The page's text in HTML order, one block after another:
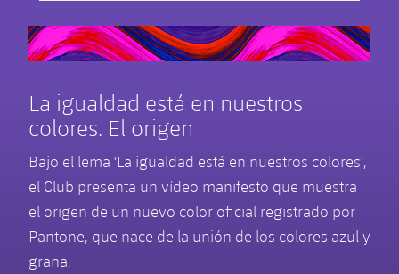
La igualdad está en nuestros
colores. El origen
Bajo el lema 'La igualdad está en nuestros colores',
el Club presenta un vídeo manifesto que muestra
el origen de un nuevo color oficial registrado por
Pantone, que nace de la unión de los colores azul y
grana.